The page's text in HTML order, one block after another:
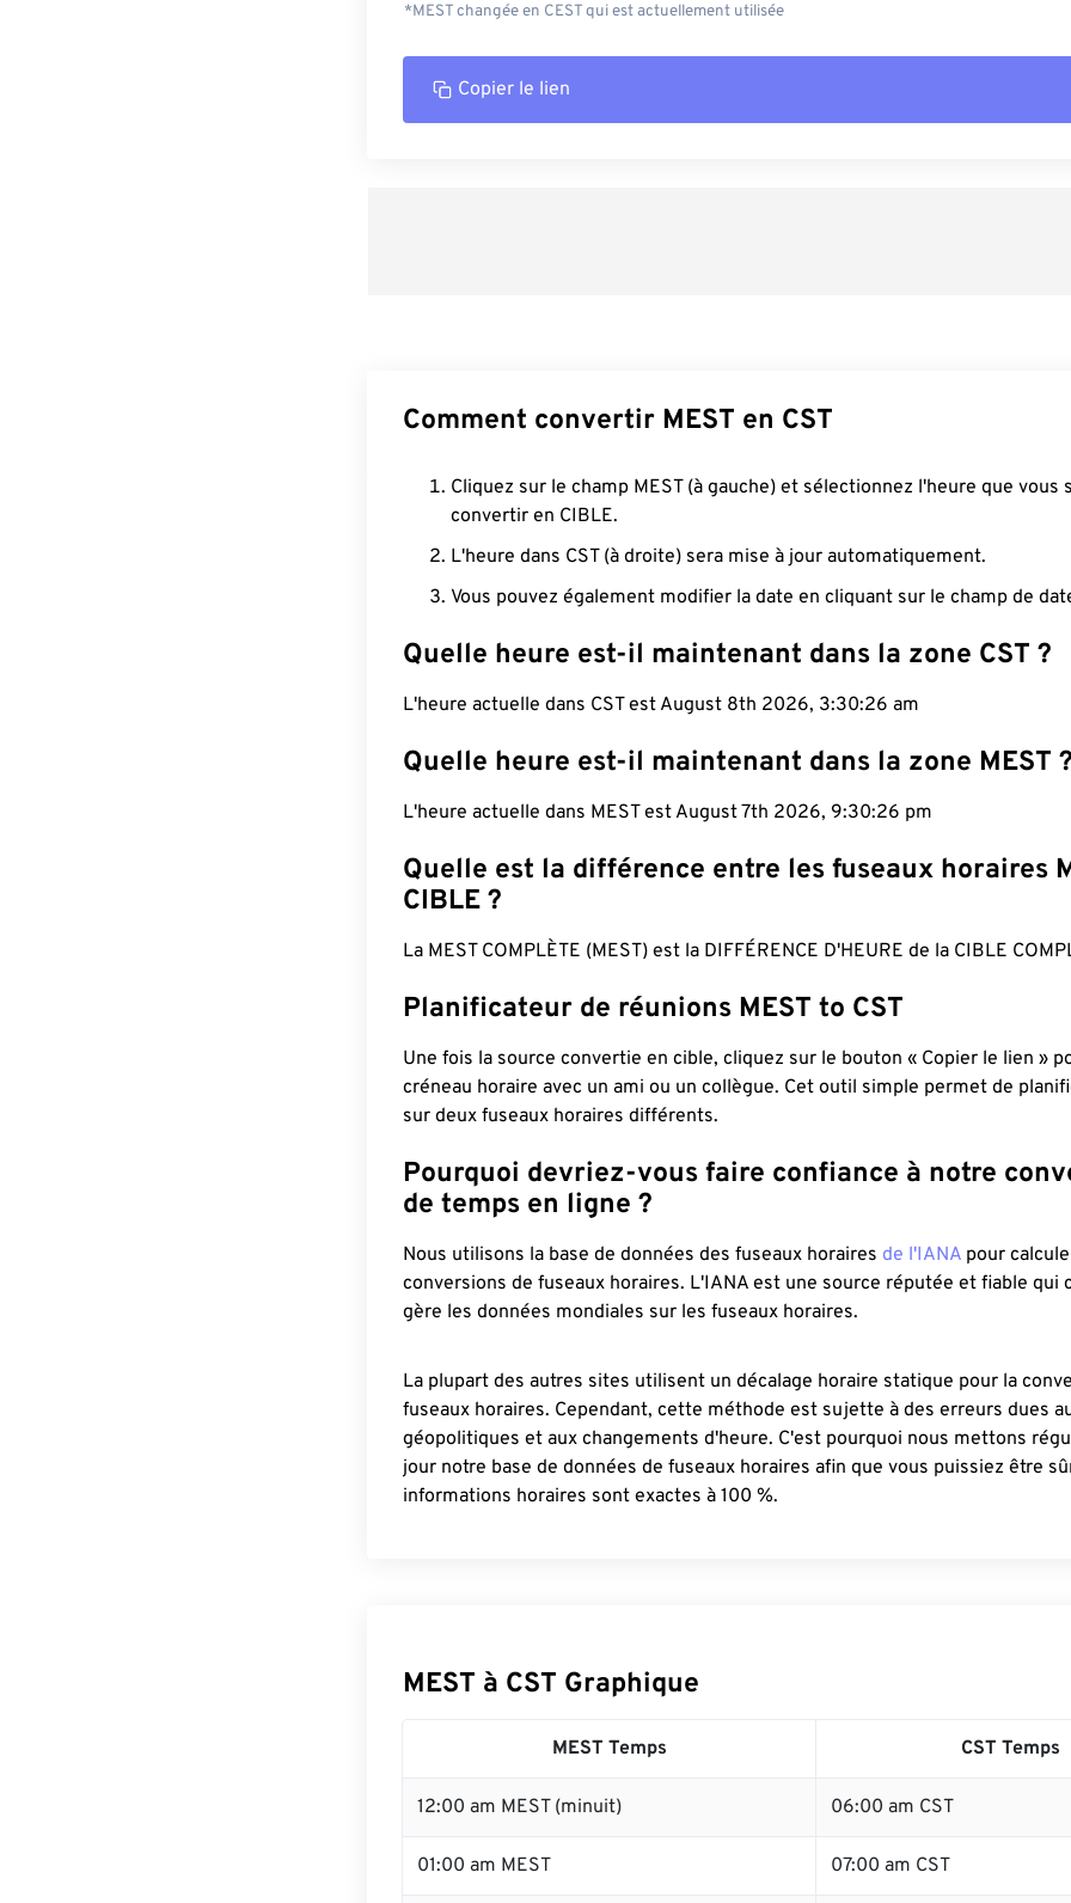
*MEST changée en CEST qui est actuellement utilisée
Copier le lien
Comment convertir MEST en CST
Cliquez sur le champ MEST (à gauche) et sélectionnez l'heure que vous
convertir en CIBLE.
L'heure dans CST (à droite) sera mise à jour automatiquement.
Vous pouvez également modifier la date en cliquant sur le champ de
Quelle heure est-il maintenant dans la zone CST ?
L'heure actuelle dans CST est August 8th 2026, 3:30:27 am
Quelle heure est-il maintenant dans la zone MEST ?
L'heure actuelle dans MEST est August 7th 2026, 9:30:27 pm
Quelle est la différence entre les fuseaux horaires
CIBLE ?
La MEST COMPLÈTE (MEST) est la DIFFÉRENCE D'HEURE de la CIBLE
Planificateur de réunions MEST to CST
Une fois la source convertie en cible, cliquez sur le bouton « Copier le lien »
créneau horaire avec un ami ou un collègue. Cet outil simple permet de
sur deux fuseaux horaires différents.
Pourquoi devriez-vous faire confiance à notre
de temps en ligne ?
Nous utilisons la base de données des fuseaux horaires de l'IANA pour
conversions de fuseaux horaires. L'IANA est une source réputée et fiable qui
gère les données mondiales sur les fuseaux horaires.
La plupart des autres sites utilisent un décalage horaire statique pour la
fuseaux horaires. Cependant, cette méthode est sujette à des erreurs dues
géopolitiques et aux changements d'heure. C'est pourquoi nous mettons
jour notre base de données de fuseaux horaires afin que vous puissiez être
informations horaires sont exactes à 100 %.
MEST à CST Graphique
MEST Temps CST Temps
12:00 am MEST (minuit) 06:00 am CST
01:00 am MEST 07:00 am CST